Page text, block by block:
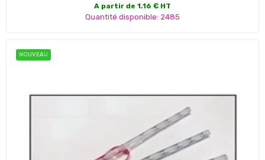
A partir de 1.16 € HT
Quantité disponible: 2485
NOUVEAU